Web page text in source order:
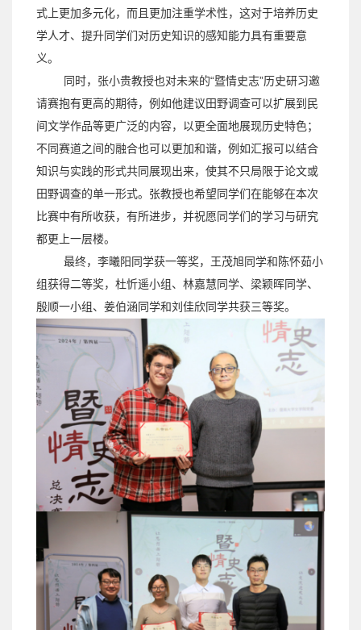
式上更加多元化，而且更加注重学术性，这对于培养历史
学人才、提升同学们对历史知识的感知能力具有重要意
义。
同时，张小贵教授也对未来的“暨情史志”历史研习邀
请赛抱有更高的期待，例如他建议田野调查可以扩展到民
间文学作品等更广泛的内容，以更全面地展现历史特色；
不同赛道之间的融合也可以更加和谐，例如汇报可以结合
知识与实践的形式共同展现出来，使其不只局限于论文或
田野调查的单一形式。张教授也希望同学们在能够在本次
比赛中有所收获，有所进步，并祝愿同学们的学习与研究
都更上一层楼。
最终，李曦阳同学获一等奖，王茂旭同学和陈怀茹小
组获得二等奖，杜忻遥小组、林嘉慧同学、梁颖晖同学、
殷顺一小组、姜伯涵同学和刘佳欣同学共获三等奖。